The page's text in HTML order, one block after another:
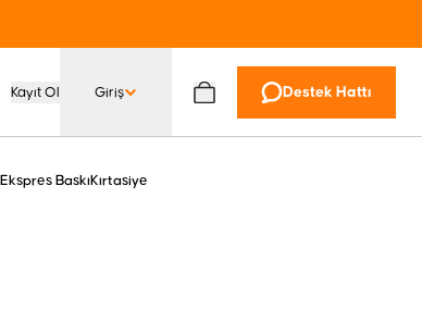
Kayıt Ol Giriş Destek Hattı
Ekspres Baskı Kırtasiye